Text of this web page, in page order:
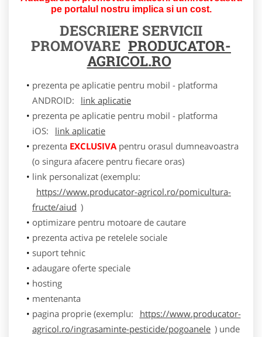
pe portalul nostru implica si un cost.
DESCRIERE SERVICII
PROMOVARE PRODUCATOR-
AGRICOL.RO
prezenta pe aplicatie pentru mobil - platforma
ANDROID:
link aplicatie
prezenta pe aplicatie pentru mobil - platforma
iOS:
link aplicatie
prezenta EXCLUSIVApentru orasul dumneavoastra
(o singura afacere pentru fiecare oras)
link personalizat (exemplu:
https://www.producator-agricol.ro/pomicultura-
fructe/aiud )
optimizare pentru motoare de cautare
prezenta activa pe retelele sociale
suport tehnic
adaugare oferte speciale
hosting
mentenanta
pagina proprie (exemplu:
https://www.producator-
agricol.ro/ingrasaminte-pesticide/pogoanele ) unde